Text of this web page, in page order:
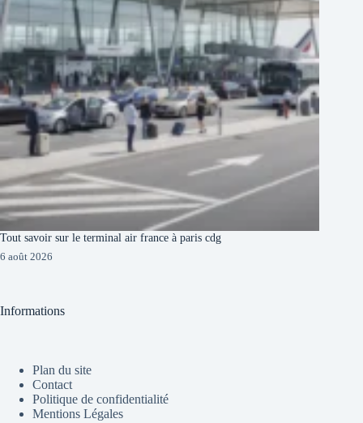
Tout savoir sur le terminal air france à paris cdg
6 août 2026
Informations
Plan du site
Contact
Politique de confidentialité
Mentions Légales